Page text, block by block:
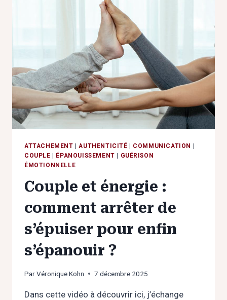
BLESSURES
PARLENT
TRAVERS
NOS
JUGEMENTS
ATTACHEMENT |AUTHENTICITÉ COMMUNICATION
COUPLE
ÉPANOUISSEMENT
GUÉRISON
ÉMOTIONNELLE
Couple et énergie :
comment arrêter de
s’épuiser pour enfin
s’épanouir ?
ParVéronique Kohn 7 décembre 2025
Dans cette vidéo à découvrir ici, j’échange